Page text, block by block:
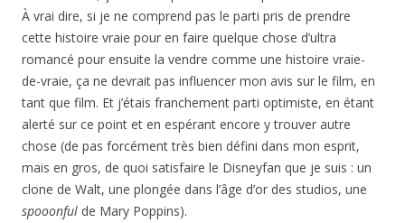
À vrai dire, si je ne comprend pas le parti pris de prendre
cette histoire vraie pour en faire quelque chose d’ultra
romancé pour ensuite la vendre comme une histoire vraie-
de-vraie, ça ne devrait pas influencer mon avis sur le film, en
tant que film. Et j’étais franchement parti optimiste, en étant
alerté sur ce point et en espérant encore y trouver autre
chose (de pas forcément très bien défini dans mon esprit,
mais en gros, de quoi satisfaire le Disneyfan que je suis : un
clone de Walt, une plongée dans l’âge d’or des studios, une
spooonful de Mary Poppins).